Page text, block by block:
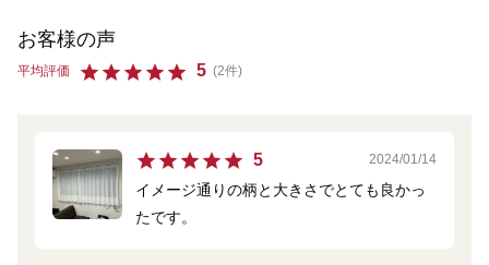
お客様の声
平均評価 5 (2件)
5 2024/01/14
イメージ通りの柄と大きさでとても良かっ
たです。